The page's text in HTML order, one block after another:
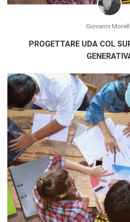
Giovanni
PROGETTARE UDA COL